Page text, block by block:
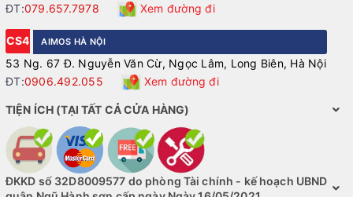
ĐT:079.657.7978 Xem đường đi
CS4 AIMOS HÀ NỘI
53 Ng. 67 Đ. Nguyễn Văn Cừ, Ngọc Lâm, Long Biên, Hà Nội
ĐT:0906.492.055 Xem đường đi
TIỆN ÍCH (TẠI TẤT CẢ CỬA HÀNG)
ĐKKD số 32D8009577 do phòng Tài chính - kế hoạch UBND